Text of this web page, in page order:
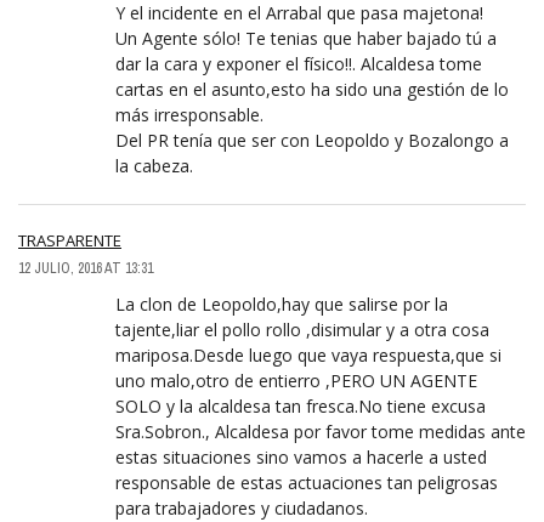
Y el incidente en el Arrabal que pasa majetona!
Un Agente sólo! Te tenias que haber bajado tú a
dar la cara y exponer el físico!!. Alcaldesa tome
cartas en el asunto,esto ha sido una gestión de lo
más irresponsable.
Del PR tenía que ser con Leopoldo y Bozalongo a
la cabeza.
TRASPARENTE
12 JULIO, 2016 AT 13:31
La clon de Leopoldo,hay que salirse por la
tajente,liar el pollo rollo ,disimular y a otra cosa
mariposa.Desde luego que vaya respuesta,que si
uno malo,otro de entierro ,PERO UN AGENTE
SOLO y la alcaldesa tan fresca.No tiene excusa
Sra.Sobron., Alcaldesa por favor tome medidas ante
estas situaciones sino vamos a hacerle a usted
responsable de estas actuaciones tan peligrosas
para trabajadores y ciudadanos.